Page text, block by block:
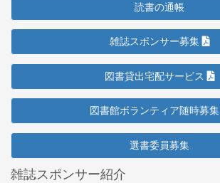
読書の通帳
雑誌スポンサー募集
図書貸出宅配サービス
図書館ボランティア随時募集
選書委員募集
雑誌スポンサー紹介